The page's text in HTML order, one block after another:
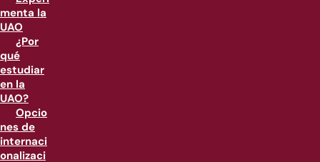
menta la
UAO
¿Por
qué
estudiar
en la
UAO?
Opcio
nes de
internaci
onalizaci